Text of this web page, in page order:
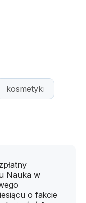
kosmetyki
Nauka w
o fakcie